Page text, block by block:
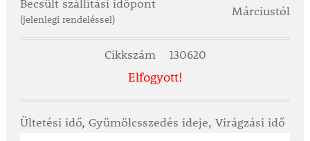
Becsült szállítási időpont
(jelenlegi rendeléssel)
Márciustól
Cikkszám 130620
Elfogyott!
Ültetési idő, Gyümölcsszedés ideje, Virágzási idő